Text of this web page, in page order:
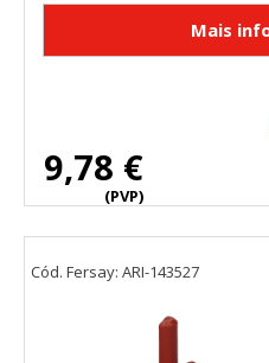
9,78 €
(PVP)
Cód. Fersay: ARI-143527